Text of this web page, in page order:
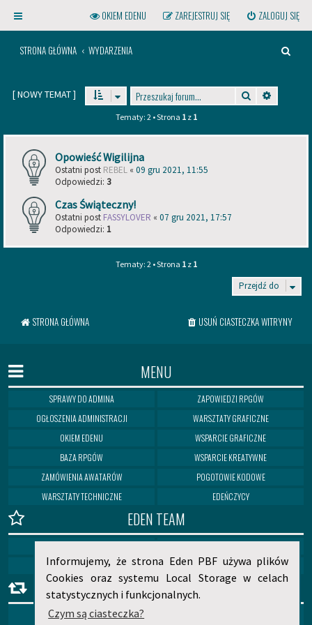
Informujemy, że strona Eden PBF używa plików
Cookies oraz systemu Local Storage w celach
statystycznych i funkcjonalnych.
Czym są ciasteczka?
Kliknij na gwint powyższej
żarówki, aby otworzyć menu!
ZALOGUJ SIĘ
ZAREJESTRUJ SIĘ
OKIEM EDENU
STRONA GŁÓWNA WYDARZENIA
[NOWY TEMAT] Szukaj
Tematy: 2 • Strona 1z 1
Opowieść Wigilijna
Ostatni post REBEL « 09 gru 2021, 11:55
Odpowiedzi: 3
Czas Świąteczny!
Ostatni post FASSYLOVER « 07 gru 2021, 17:57
Odpowiedzi: 1
Tematy: 2 • Strona 1z 1
Przejdź do
STRONA GŁÓWNA USUŃ CIASTECZKA WITRYNY
MENU
SPRAWY DO ADMINA
OGŁOSZENIA ADMINISTRACJI
OKIEM EDENU
BAZA RPGÓW
ZAPOWIEDZI RPGÓW
WARSZTATY GRAFICZNE
WSPARCIE GRAFICZNE
WSPARCIE KREATYWNE
ZAMÓWIENIA AWATARÓW
WARSZTATY TECHNICZNE
POGOTOWIE KODOWE
EDEŃCZYCY
EDEN TEAM
MEDUSA
HIERA
ELIAN
NORITOSHI
PARTNERZY